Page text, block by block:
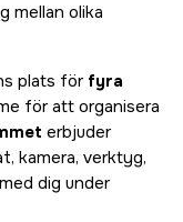
mellan olika
plats förfyra
för att organisera
erbjuder
kamera, verktyg,
dig under